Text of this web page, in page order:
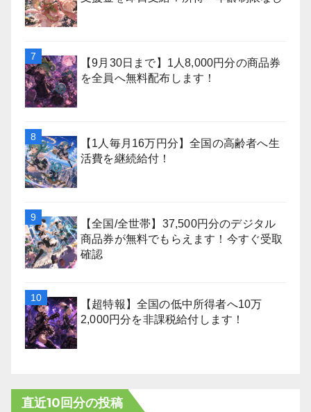
【9月30日まで】1人8,000円分の商品券
を全員へ無料配布します！
【1人毎月16万円分】全国の高齢者へ生
活費を継続給付！
【全国/全世帯】37,500円分のデジタル
商品券が無料でもらえます！今すぐ受取
確認
【超特報】全国の低中所得者へ10万
2,000円分を非課税給付します！
直近10回分の投稿